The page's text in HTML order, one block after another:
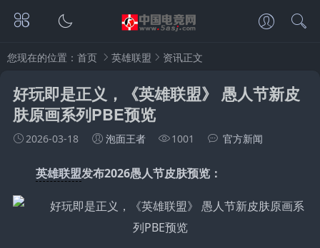
您现在的位置： 首页 英雄联盟 资讯正文
好玩即是正义，《英雄联盟》 愚人节新皮
肤原画系列PBE预览
2026-03-18 泡面王者 1001 官方新闻
英雄联盟发布2026愚人节皮肤预览：